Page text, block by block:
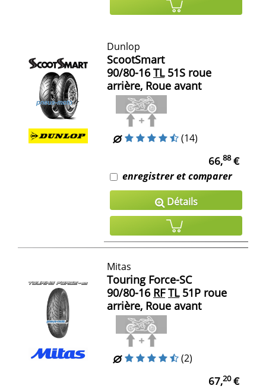
Dunlop
ScootSmart
90/80-16 TL51S roue
arrière, Roue avant
(14)
66,88€
enregistrer et comparer
Détails
Mitas
Touring Force-SC
90/80-16 RF TL51P roue
arrière, Roue avant
(2)
67,20€